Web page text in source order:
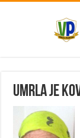
Umrla je